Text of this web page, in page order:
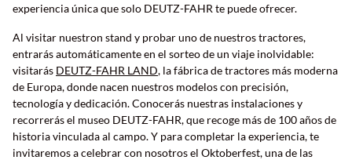
experiencia única que solo DEUTZ-FAHR te puede ofrecer.
Al visitar nuestron stand y probar uno de nuestros tractores,
entrarás automáticamente en el sorteo de un viaje inolvidable:
visitarás DEUTZ-FAHR LAND, la fábrica de tractores más moderna
de Europa, donde nacen nuestros modelos con precisión,
tecnología y dedicación. Conocerás nuestras instalaciones y
recorrerás el museo DEUTZ-FAHR, que recoge más de 100 años de
historia vinculada al campo. Y para completar la experiencia, te
invitaremos a celebrar con nosotros el Oktoberfest, una de las